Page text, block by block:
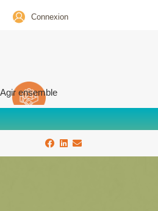
Connexion
Agir ensemble